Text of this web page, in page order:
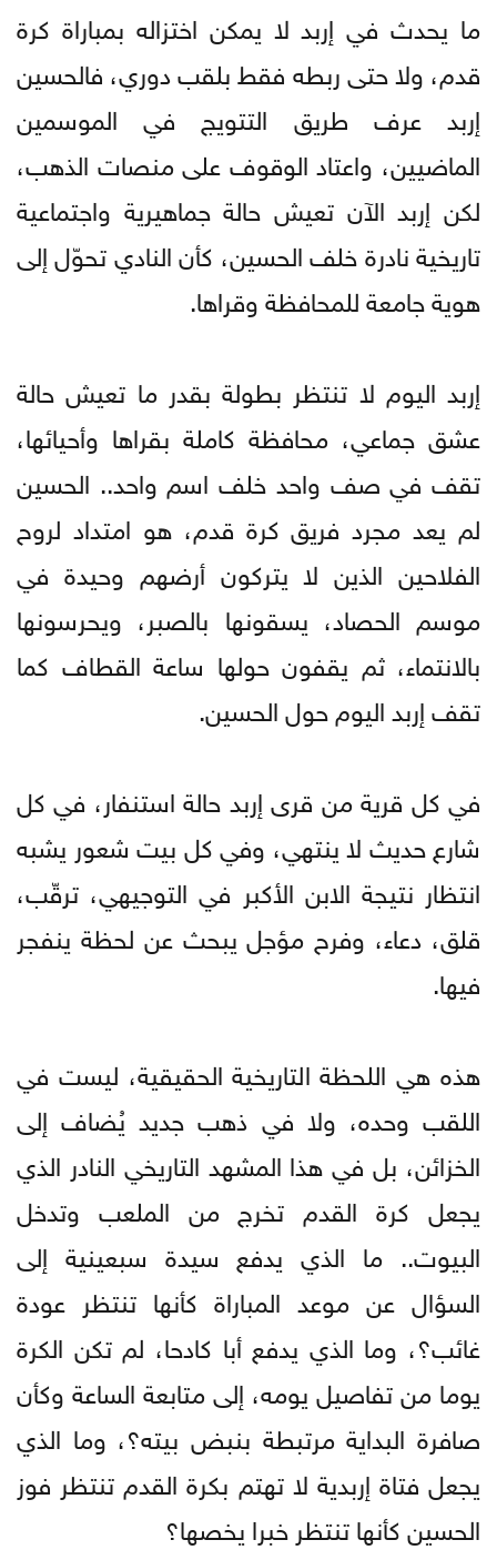
ما يحدث في إربد لا يمكن اختزاله بمباراة كرة
قدم، ولا حتى ربطه فقط بلقب دوري، فالحسين
إربد عرف طريق التتويج في الموسمين
الماضيين، واعتاد الوقوف على منصات الذهب،
لكن إربد الآن تعيش حالة جماهيرية واجتماعية
تاريخية نادرة خلف الحسين، كأن النادي تحوّل إلى
هوية جامعة للمحافظة وقراها.
إربد اليوم لا تنتظر بطولة بقدر ما تعيش حالة
عشق جماعي، محافظة كاملة بقراها وأحيائها،
تقف في صف واحد خلف اسم واحد.. الحسين
لم يعد مجرد فريق كرة قدم، هو امتداد لروح
الفلاحين الذين لا يتركون أرضهم وحيدة في
موسم الحصاد، يسقونها بالصبر، ويحرسونها
بالانتماء، ثم يقفون حولها ساعة القطاف كما
تقف إربد اليوم حول الحسين.
في كل قرية من قرى إربد حالة استنفار، في كل
شارع حديث لا ينتهي، وفي كل بيت شعور يشبه
انتظار نتيجة الابن الأكبر في التوجيهي، ترقّب،
قلق، دعاء، وفرح مؤجل يبحث عن لحظة ينفجر
فيها.
هذه هي اللحظة التاريخية الحقيقية، ليست في
اللقب وحده، ولا في ذهب جديد يُضاف إلى
الخزائن، بل في هذا المشهد التاريخي النادر الذي
يجعل كرة القدم تخرج من الملعب وتدخل
البيوت.. ما الذي يدفع سيدة سبعينية إلى
السؤال عن موعد المباراة كأنها تنتظر عودة
غائب؟، وما الذي يدفع أبا كادحا، لم تكن الكرة
يوما من تفاصيل يومه، إلى متابعة الساعة وكأن
صافرة البداية مرتبطة بنبض بيته؟، وما الذي
يجعل فتاة إربدية لا تهتم بكرة القدم تنتظر فوز
الحسين كأنها تنتظر خبرا يخصها؟